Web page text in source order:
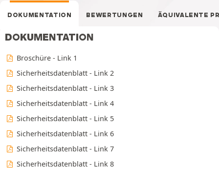
DOKUMENTATION BEWERTUNGEN ÄQUIVALENTE
DOKUMENTATION
Broschüre - Link 1
Sicherheitsdatenblatt - Link 2
Sicherheitsdatenblatt - Link 3
Sicherheitsdatenblatt - Link 4
Sicherheitsdatenblatt - Link 5
Sicherheitsdatenblatt - Link 6
Sicherheitsdatenblatt - Link 7
Sicherheitsdatenblatt - Link 8